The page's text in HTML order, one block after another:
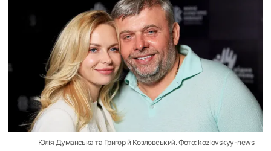
Юлія Думанська та Григорій Козловський. Фото: kozlovskyy-news